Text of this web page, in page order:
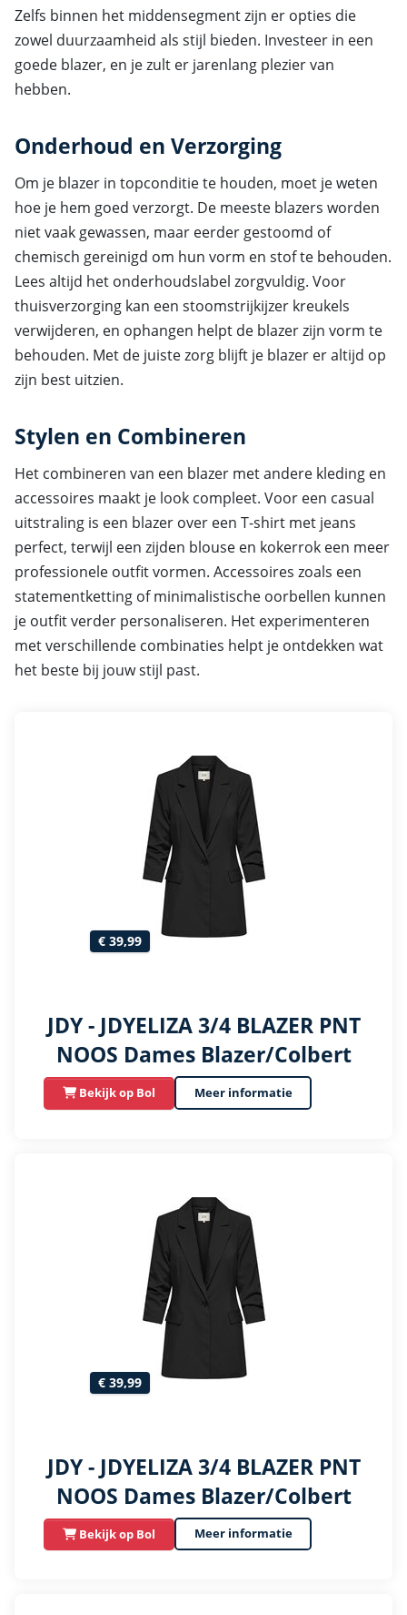
Zelfs binnen het middensegment zijn er opties die
zowel duurzaamheid als stijl bieden. Investeer in een
goede blazer, en je zult er jarenlang plezier van
hebben.
Onderhoud en Verzorging
Om je blazer in topconditie te houden, moet je weten
hoe je hem goed verzorgt. De meeste blazers worden
niet vaak gewassen, maar eerder gestoomd of
chemisch gereinigd om hun vorm en stof te behouden.
Lees altijd het onderhoudslabel zorgvuldig. Voor
thuisverzorging kan een stoomstrijkijzer kreukels
verwijderen, en ophangen helpt de blazer zijn vorm te
behouden. Met de juiste zorg blijft je blazer er altijd op
zijn best uitzien.
Stylen en Combineren
Het combineren van een blazer met andere kleding en
accessoires maakt je look compleet. Voor een casual
uitstraling is een blazer over een T-shirt met jeans
perfect, terwijl een zijden blouse en kokerrok een meer
professionele outfit vormen. Accessoires zoals een
statementketting of minimalistische oorbellen kunnen
je outfit verder personaliseren. Het experimenteren
met verschillende combinaties helpt je ontdekken wat
het beste bij jouw stijl past.
€ 39,99
JDY - JDYELIZA 3/4 BLAZER PNT
NOOS Dames Blazer/Colbert
Bekijk op Bol Meer informatie
€ 39,99
JDY - JDYELIZA 3/4 BLAZER PNT
NOOS Dames Blazer/Colbert
Bekijk op Bol Meer informatie